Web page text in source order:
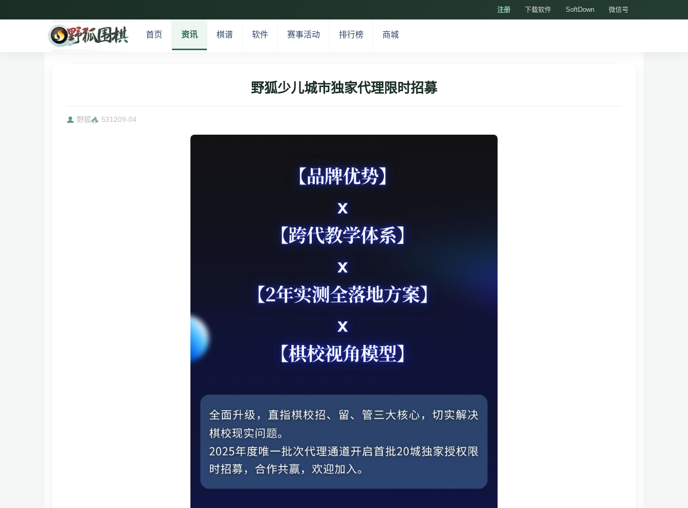
注册 下载软件 SoftDown 微信号
首页 资讯 棋谱 软件 赛事活动 排行榜 商城
野狐少儿城市独家代理限时招募
野狐 531209-04